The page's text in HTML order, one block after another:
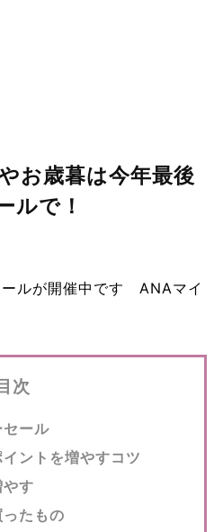
お歳暮は今年最後
ルで！
ルが開催中です ANAマイ
次
ール
ントを増やすコツ
す
たもの